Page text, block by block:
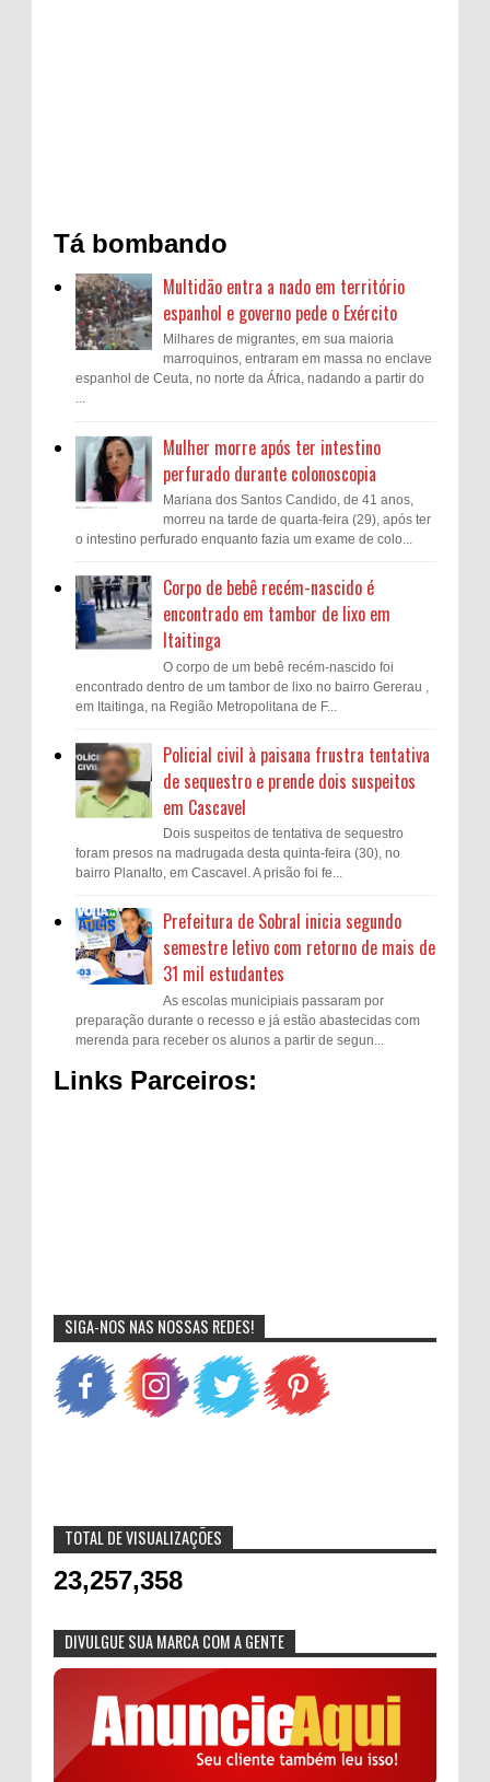
Tá bombando
Multidão entra a nado em território
espanhol e governo pede o Exército
Milhares de migrantes, em sua maioria
marroquinos, entraram em massa no enclave
espanhol de Ceuta, no norte da África, nadando a partir do
...
Mulher morre após ter intestino
perfurado durante colonoscopia
Mariana dos Santos Candido, de 41 anos,
morreu na tarde de quarta-feira (29), após ter
o intestino perfurado enquanto fazia um exame de colo...
Corpo de bebê recém-nascido é
encontrado em tambor de lixo em
Itaitinga
O corpo de um bebê recém-nascido foi
encontrado dentro de um tambor de lixo no bairro Gererau ,
em Itaitinga, na Região Metropolitana de F...
Policial civil à paisana frustra tentativa
de sequestro e prende dois suspeitos
em Cascavel
Dois suspeitos de tentativa de sequestro
foram presos na madrugada desta quinta-feira (30), no
bairro Planalto, em Cascavel. A prisão foi fe...
Prefeitura de Sobral inicia segundo
semestre letivo com retorno de mais de
31 mil estudantes
As escolas municipiais passaram por
preparação durante o recesso e já estão abastecidas com
merenda para receber os alunos a partir de segun...
Links Parceiros:
SIGA-NOS NAS NOSSAS REDES!
TOTAL DE VISUALIZAÇÕES
23,257,358
DIVULGUE SUA MARCA COM A GENTE